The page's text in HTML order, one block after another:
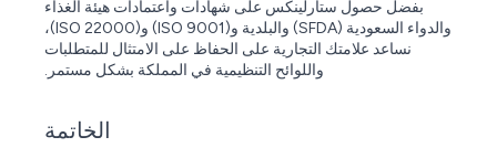
بفضل حصول ستارلينكس على شهادات واعتمادات هيئة الغذاء
والدواء السعودية (SFDA) والبلدية و(ISO 9001) و(ISO 22000)،
نساعد علامتك التجارية على الحفاظ على الامتثال للمتطلبات
واللوائح التنظيمية في المملكة بشكل مستمر.
الخاتمة